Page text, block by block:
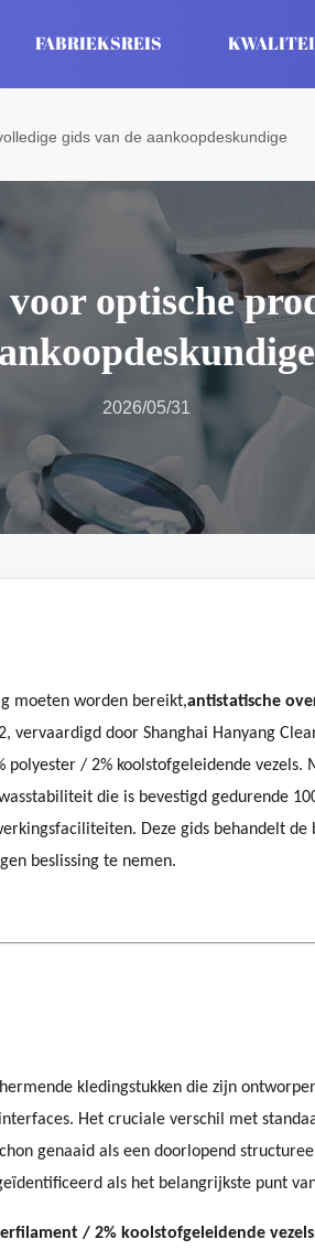
FABRIEKSREIS
gids van de aankoopdeskundige
optische
2026/05/31
moeten worden bereikt,antistatische
door Shanghai Hanyang
/ 2% koolstofgeleidende vezels.
die is bevestigd gedurende
Deze gids behandelt
beslissing te nemen.
kledingstukken die zijn
Het cruciale verschil met
genaaid als een doorlopend
als het belangrijkste punt
/ 2% koolstofgeleidende vezels